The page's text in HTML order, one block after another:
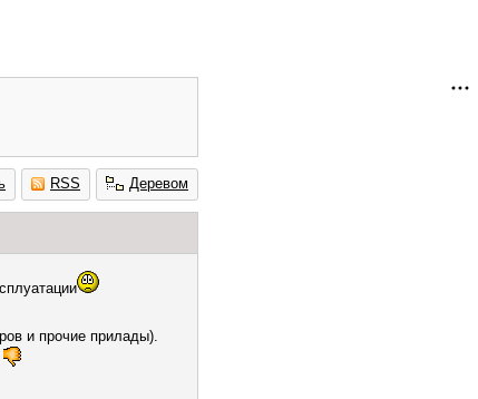
RSS Деревом
и прочие прилады).